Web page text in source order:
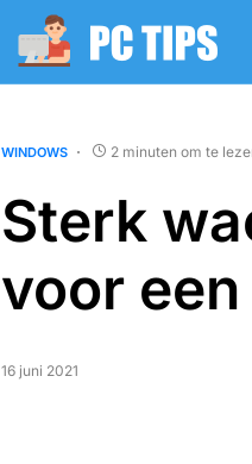
WINDOWS 2 minuten om te
Sterk
voor
16 juni 2021